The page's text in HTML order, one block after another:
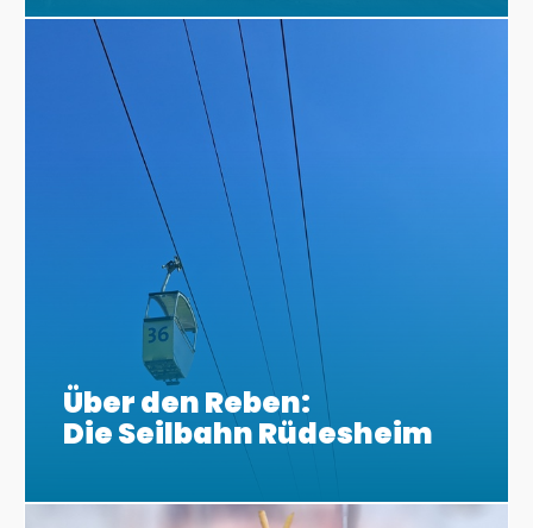
Über den Reben:
Die Seilbahn Rüdesheim